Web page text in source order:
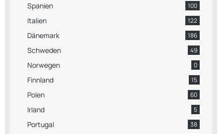
Spanien 100
Italien 122
Dänemark 186
Schweden 49
Norwegen 0
Finnland 15
Polen 60
Irland 5
Portugal 38